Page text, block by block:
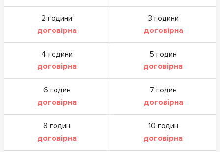
2 години
договірна
3 години
договірна
4 години
договірна
5 годин
договірна
6 годин
договірна
7 годин
договірна
8 годин
договірна
10 годин
договірна